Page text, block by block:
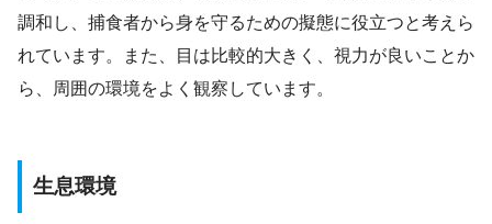
調和し、捕食者から身を守るための擬態に役立つと考えら
れています。また、目は比較的大きく、視力が良いことか
ら、周囲の環境をよく観察しています。
生息環境